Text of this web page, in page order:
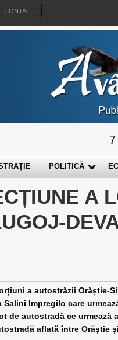
CONTACT
POLITICĂ
A
a autostrăzii Orăștie-
Impregilo care
de autostradă ce urmează
aflată între Orăștie